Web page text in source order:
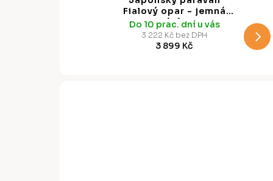
Fialový opar - jemná
mlha odstínů, 135 x 172
cm
Do 10 prac. dní u vás
3 222 Kč bez DPH
3 899 Kč